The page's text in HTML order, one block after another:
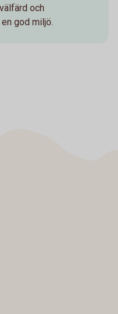
och
god miljö.